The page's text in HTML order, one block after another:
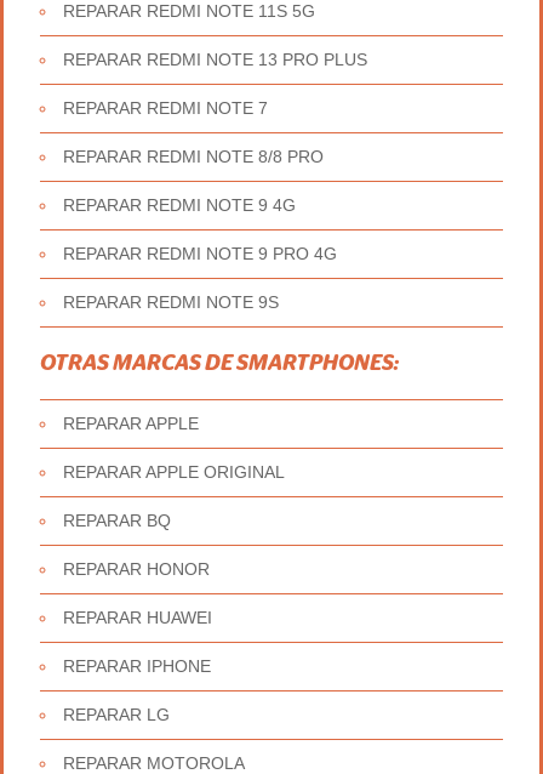
REPARAR REDMI NOTE 11S 5G
REPARAR REDMI NOTE 13 PRO PLUS
REPARAR REDMI NOTE 7
REPARAR REDMI NOTE 8/8 PRO
REPARAR REDMI NOTE 9 4G
REPARAR REDMI NOTE 9 PRO 4G
REPARAR REDMI NOTE 9S
OTRAS MARCAS DE SMARTPHONES:
REPARAR APPLE
REPARAR APPLE ORIGINAL
REPARAR BQ
REPARAR HONOR
REPARAR HUAWEI
REPARAR IPHONE
REPARAR LG
REPARAR MOTOROLA